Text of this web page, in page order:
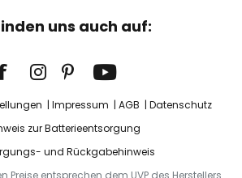
uns auch auf:
Impressum AGB
Datenschutz
zur Batterieentsorgung
und Rückgabehinweis
Preise entsprechen dem UVP des Herstellers.